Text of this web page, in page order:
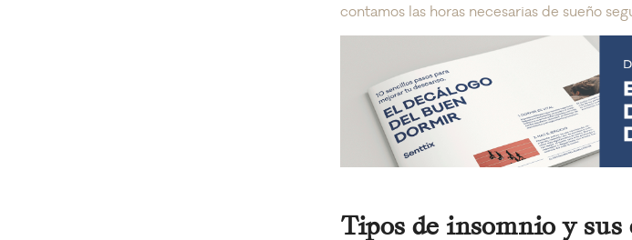
contamos las horas necesarias de sueño
Tipos de insomnio y